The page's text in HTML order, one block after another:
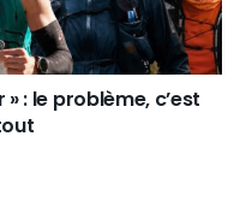
» : le problème, c’est